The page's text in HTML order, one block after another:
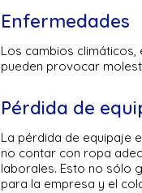
Enfermedades
Los cambios climáticos,
pueden provocar
Pérdida de
La pérdida de equipaje
no contar con ropa
laborales. Esto no sólo
para la empresa y el